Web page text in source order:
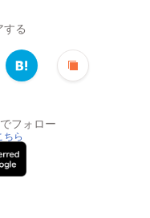
する
フォロー
ちら